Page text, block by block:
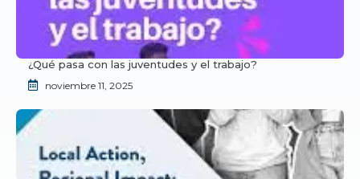
¿Qué pasa con las juventudes y el trabajo?
noviembre 11, 2025